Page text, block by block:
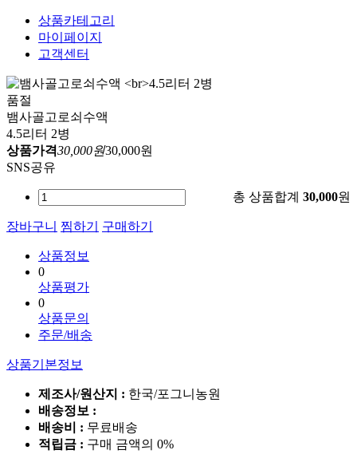
상품카테고리
마이페이지
고객센터
품절
뱀사골고로쇠수액
4.5리터 2병
상품가격30,000원30,000원
SNS공유
총 상품합계 30,000원
장바구니 찜하기 구매하기
상품정보
0
상품평가
0
상품문의
주문/배송
상품기본정보
제조사/원산지 : 한국/포그니농원
배송정보 :
배송비 : 무료배송
적립금 : 구매 금액의 0%